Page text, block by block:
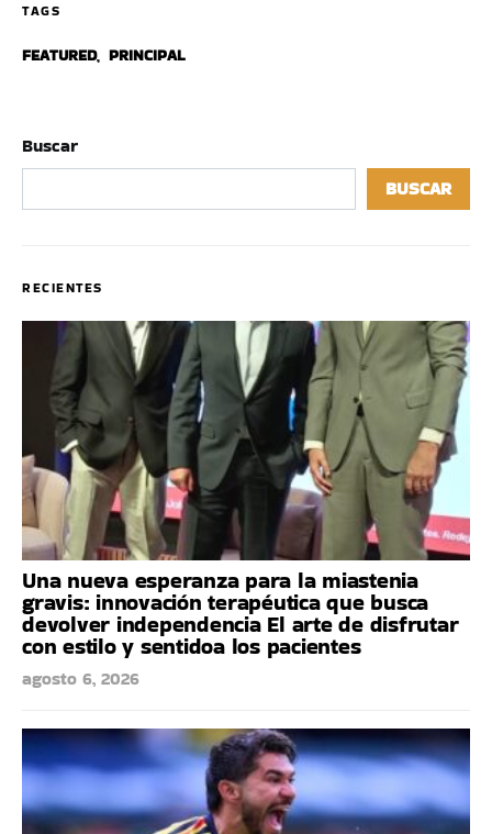
TAGS
FEATURED, PRINCIPAL
Buscar
BUSCAR
RECIENTES
Una nueva esperanza para la miastenia
gravis: innovación terapéutica que busca
devolver independencia El arte de disfrutar
con estilo y sentidoa los pacientes
agosto 6, 2026